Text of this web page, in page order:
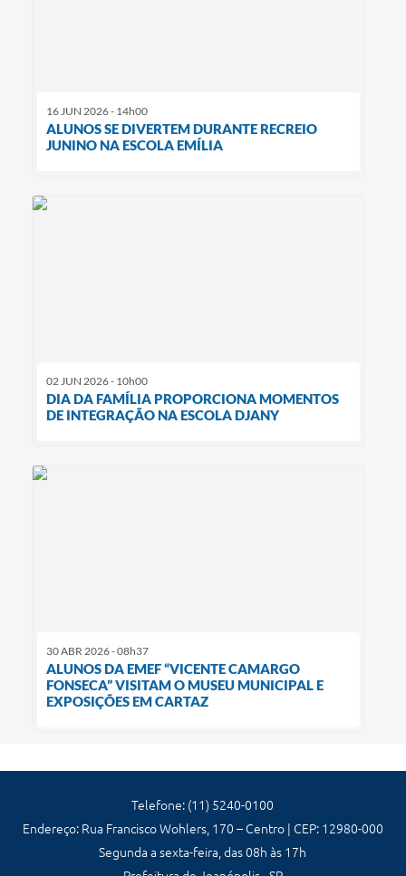
16 JUN 2026 - 14h00
ALUNOS SE DIVERTEM DURANTE RECREIO
JUNINO NA ESCOLA EMÍLIA
02 JUN 2026 - 10h00
DIA DA FAMÍLIA PROPORCIONA MOMENTOS
DE INTEGRAÇÃO NA ESCOLA DJANY
30 ABR 2026 - 08h37
ALUNOS DA EMEF “VICENTE CAMARGO
FONSECA” VISITAM O MUSEU MUNICIPAL E
EXPOSIÇÕES EM CARTAZ
Telefone: (11) 5240-0100
Endereço: Rua Francisco Wohlers, 170 – Centro | CEP: 12980-000
Segunda a sexta-feira, das 08h às 17h